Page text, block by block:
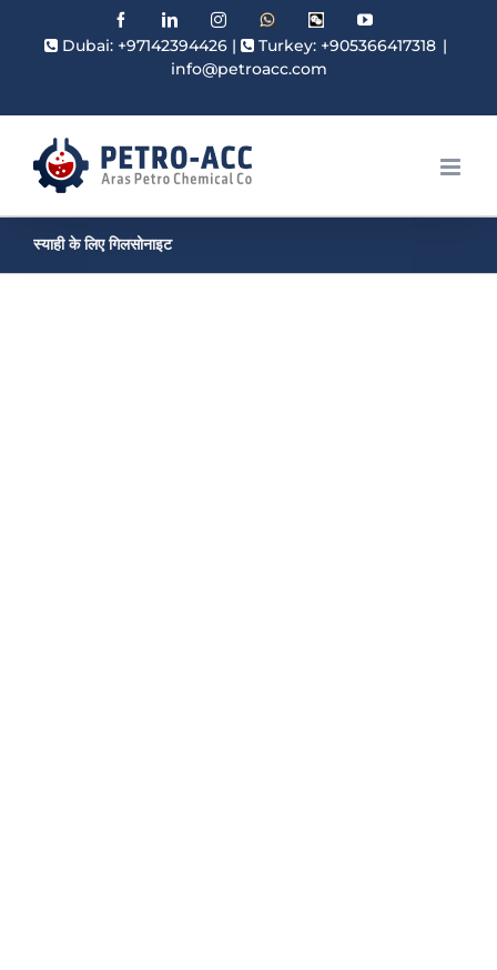
FacebookLinkedinInstagramWhatsAppWechat YouTube
Dubai: +97142394426| Turkey: +905366417318 |
info@petroacc.com
स्याही के लिए गिलसोनाइट